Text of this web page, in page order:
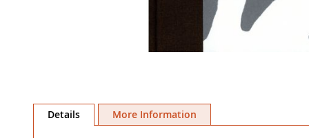
to Details More Information